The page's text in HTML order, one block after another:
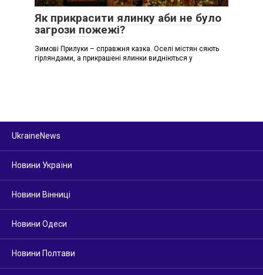
Як прикрасити ялинку аби не було
загрози пожежі?
Зимові Прилуки – справжня казка. Оселі містян сяють
гірляндами, а прикрашені ялинки видніються у
UkraineNews
Новини України
Новини Вінниці
Новини Одеси
Новини Полтави